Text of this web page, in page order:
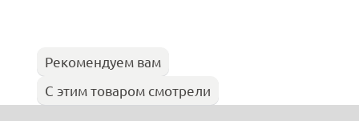
Рекомендуем вам
С этим товаром смотрели